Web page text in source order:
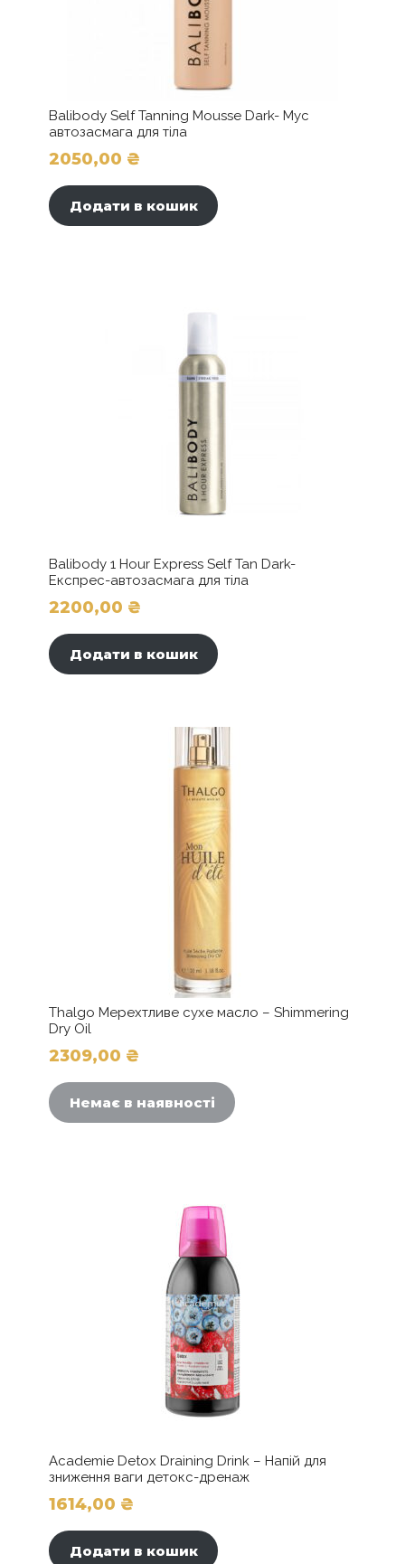
Balibody Self Tanning Mousse Dark- Мус
автозасмага для тіла
2050,00 ₴
Додати в кошик
Balibody 1 Hour Express Self Tan Dark-
Експрес-автозасмага для тіла
2200,00 ₴
Додати в кошик
Thalgo Мерехтливе сухе масло – Shimmering
Dry Oil
2309,00 ₴
Немає в наявності
Academie Detox Draining Drink – Напій для
зниження ваги детокс-дренаж
1614,00 ₴
Додати в кошик